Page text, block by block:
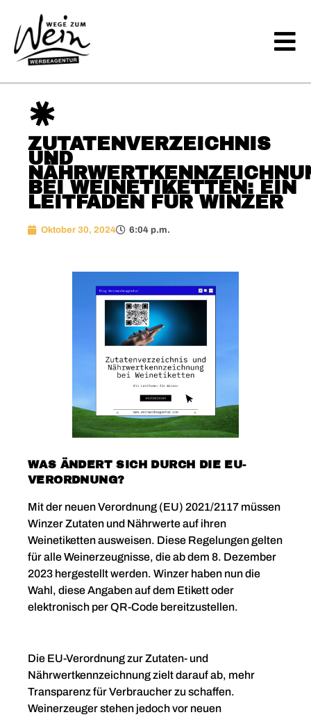
ZUTATENVERZEICHNIS
UND
BEI WEINETIKETTEN: EIN
LEITFADEN FÜR WINZER
Oktober 30, 2024 6:04 p.m.
WAS ÄNDERT SICH DURCH DIE EU-
VERORDNUNG?
Mit der neuen Verordnung (EU) 2021/2117 müssen
Winzer Zutaten und Nährwerte auf ihren
Weinetiketten ausweisen. Diese Regelungen gelten
für alle Weinerzeugnisse, die ab dem 8. Dezember
2023 hergestellt werden. Winzer haben nun die
Wahl, diese Angaben auf dem Etikett oder
elektronisch per QR-Code bereitzustellen.
Die EU-Verordnung zur Zutaten- und
Nährwertkennzeichnung zielt darauf ab, mehr
Transparenz für Verbraucher zu schaffen.
Weinerzeuger stehen jedoch vor neuen